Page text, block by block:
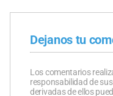
Dejanos tu
Los comentarios
responsabilidad de
derivadas de ellos